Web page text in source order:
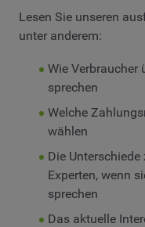
Lesen Sie unseren
unter anderem:
Wie Verbraucher
sprechen
Welche
wählen
Die
Experten, wenn
sprechen
Das aktuelle